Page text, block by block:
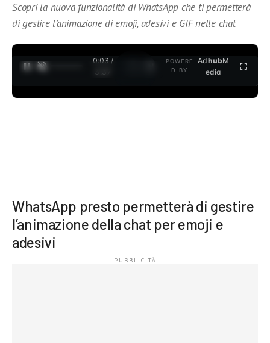
Scopri la nuova funzionalità di WhatsApp che ti permetterà
di gestire l’animazione di emoji, adesivi e GIF nelle chat
0:04 /
3:37
POWERE
D BY
AdhubM
edia
WhatsApp presto permetterà di gestire
l’animazione della chat per emoji e
adesivi